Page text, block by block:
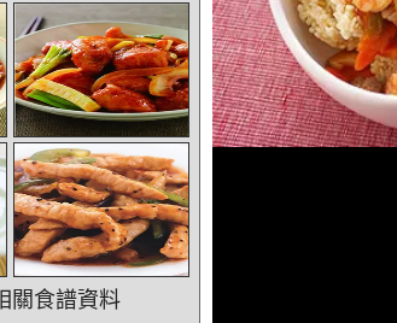
關食譜資料